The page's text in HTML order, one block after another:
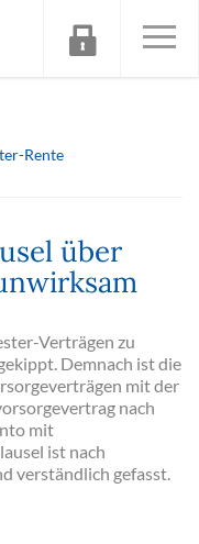
Rente
über
Verträgen zu
Demnach ist die
mit der
nach
mit
ist nach
verständlich gefasst.